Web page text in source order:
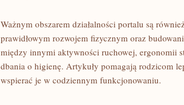
Ważnym obszarem działalności portalu są
prawidłowym rozwojem fizycznym oraz
między innymi aktywności ruchowej, ergonomii
dbania o higienę. Artykuły pomagają rodzicom
wspierać je w codziennym funkcjonowaniu.